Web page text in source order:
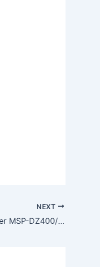
NEXT
Jual Vacuum Sealer MSP-DZ400/2T di Pekanbaru